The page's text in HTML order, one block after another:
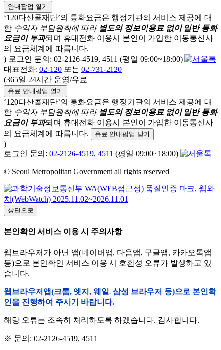
안내팝업 열기
‘120다산콜재단’의 통화요금은 행정기관의 서비스 제공에 대
한 수익자 부담원칙에 따라 별도의 정보이용료 없이 일반 통화
요금이 부과되며 휴대전화 이용시 본인이 가입한 이동통신사
의 요금체계에 따릅니다.
) 로그인 문의: 02-2126-4519, 4511 (평일 09:00~18:00)
대표전화: 02-120 또는 02-731-2120
(365일 24시간 운영/유료
유료 안내팝업 열기
‘120다산콜재단’의 통화요금은 행정기관의 서비스 제공에 대
한 수익자 부담원칙에 따라 별도의 정보이용료 없이 일반 통화
요금이 부과되며 휴대전화 이용시 본인이 가입한 이동통신사
의 요금체계에 따릅니다.
유료 안내팝업 닫기
)
로그인 문의: 02-2126-4519, 4511 (평일 09:00~18:00)
© Seoul Metropolitan Government all rights reserved
상단으로
본인확인 서비스 이용 시 주의사항
웹브라우저가 아닌 앱(네이버앱, 다음앱, 구글앱, 카카오톡앱
등)으로 본인확인 서비스 이용 시 호환성 오류가 발생하고 있
습니다.
웹브라우저앱(크롬, 엣지, 웨일, 삼성 브라우저 등)으로 본인확
인을 진행하여 주시기 바랍니다.
해당 오류는 조속히 처리하도록 하겠습니다. 감사합니다.
※ 문의: 02-2126-4519, 4511